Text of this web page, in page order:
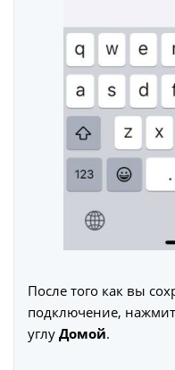
После того как вы
подключение,
углу Домой.